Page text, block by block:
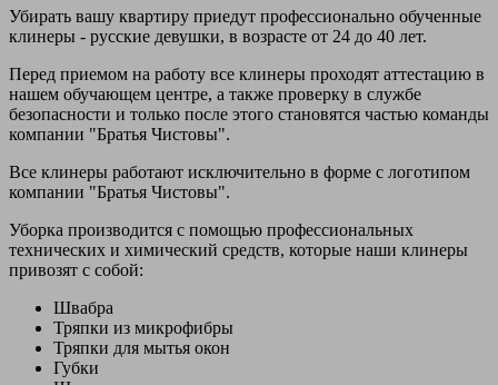
Убирать вашу квартиру приедут профессионально обученные
клинеры - русские девушки, в возрасте от 24 до 40 лет.
Перед приемом на работу все клинеры проходят аттестацию в
нашем обучающем центре, а также проверку в службе
безопасности и только после этого становятся частью команды
компании "Братья Чистовы".
Все клинеры работают исключительно в форме с логотипом
компании "Братья Чистовы".
Уборка производится с помощью профессиональных
технических и химический средств, которые наши клинеры
привозят с собой:
Швабра
Тряпки из микрофибры
Тряпки для мытья окон
Губки